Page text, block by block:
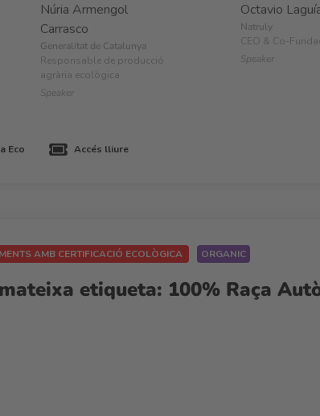
Núria Armengol
Carrasco
Generalitat de Catalunya
Responsable de producció
agrària ecològica
Speaker
Octavio
Natruly
CEO & Co-
Speaker
Eco Accés lliure
AMB CERTIFICACIÓ ECOLÒGICA ORGANIC
etiqueta: 100% Raça